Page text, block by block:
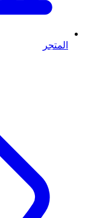
المتجر